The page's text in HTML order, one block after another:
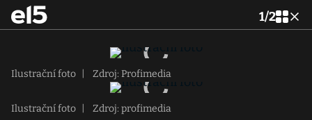
1/2
Ilustrační foto Zdroj: Profimedia
Ilustrační foto Zdroj: profimedia